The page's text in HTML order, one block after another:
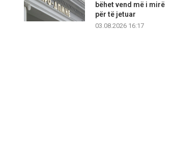
bëhet vend më i mirë
për të jetuar
03.08.2026 16:17